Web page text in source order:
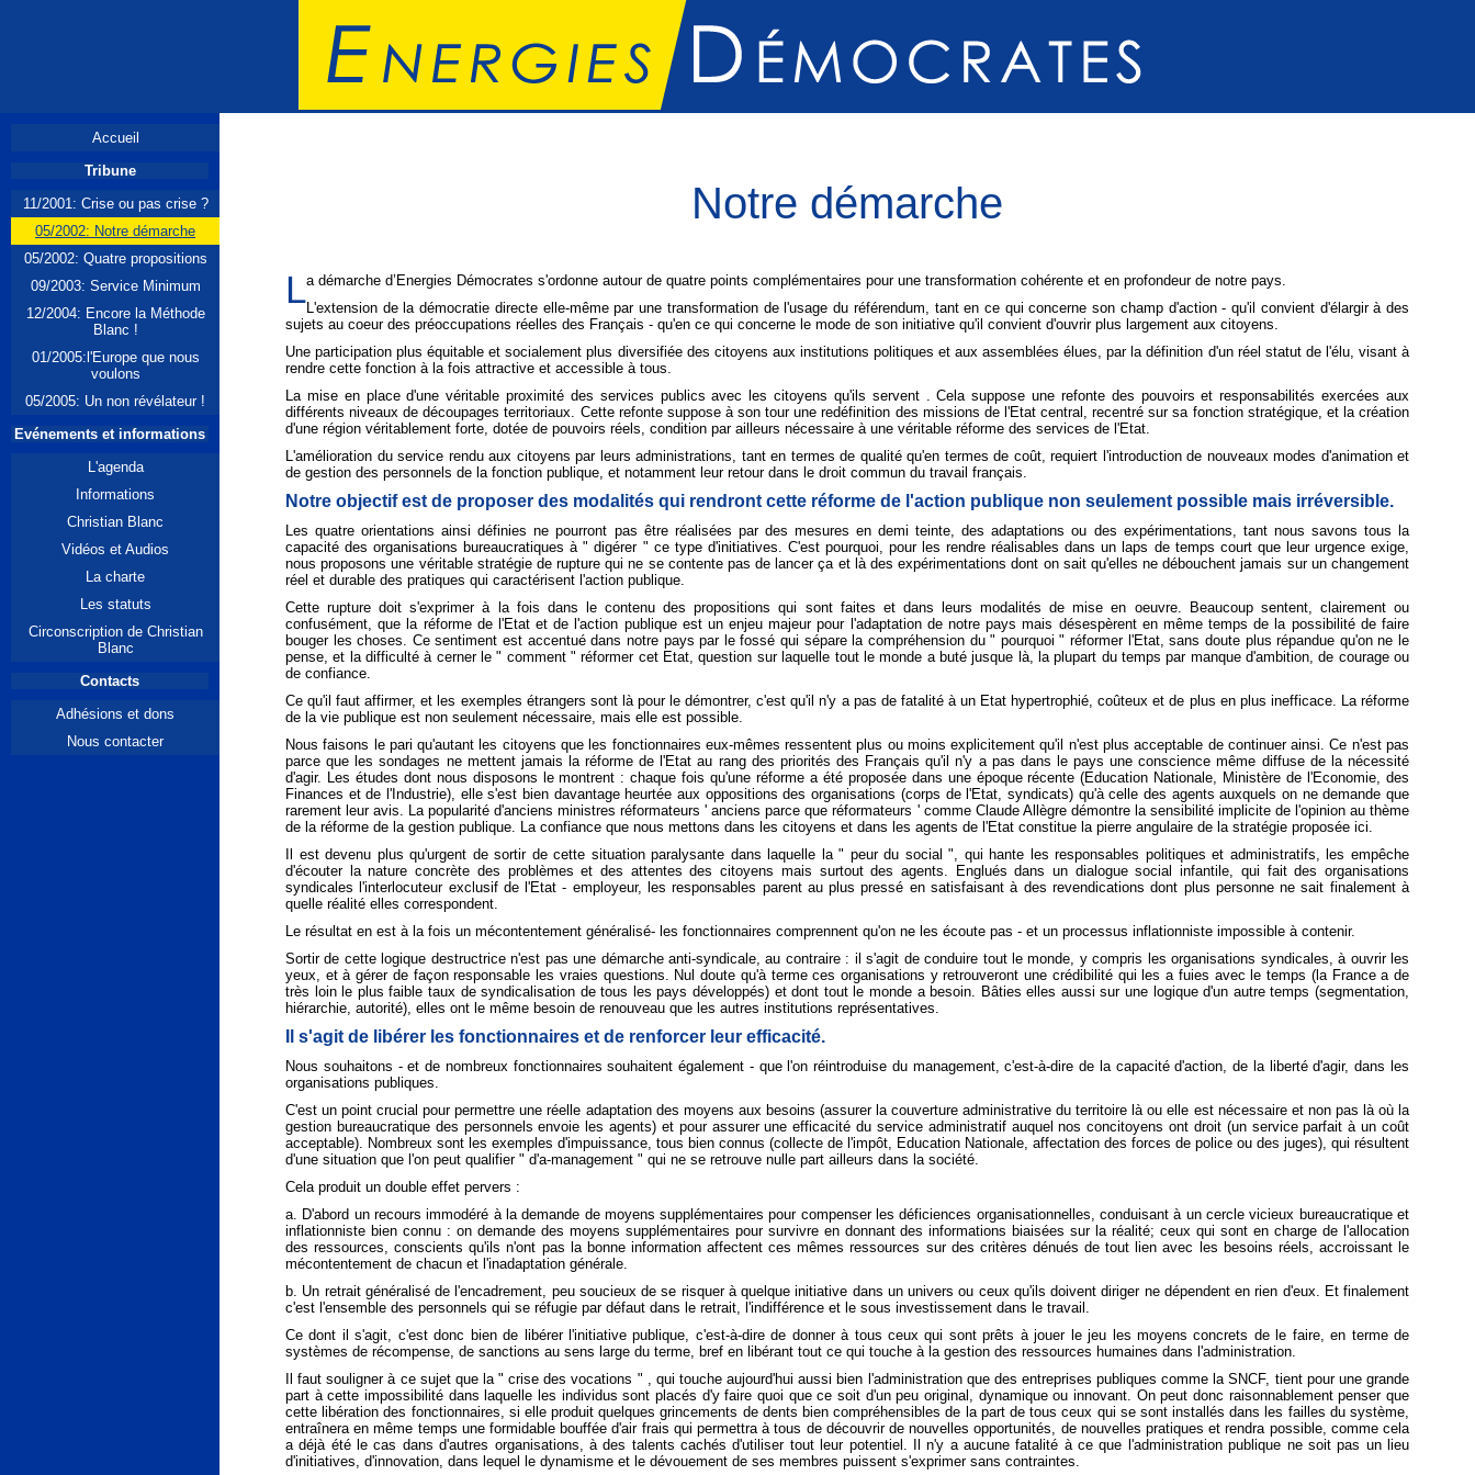
Accueil
Tribune
11/2001: Crise ou pas crise ?
05/2002: Notre démarche
05/2002: Quatre propositions
09/2003: Service Minimum
12/2004: Encore la Méthode
Blanc !
01/2005:l'Europe que nous
voulons
05/2005: Un non révélateur !
Evénements et informations
L'agenda
Informations
Christian Blanc
Vidéos et Audios
La charte
Les statuts
Circonscription de Christian
Blanc
Contacts
Adhésions et dons
Nous contacter
Notre démarche
La démarche d’Energies Démocrates s'ordonne autour de quatre points complémentaires pour une transformation cohérente et en profondeur de notre pays.
L'extension de la démocratie directe elle-même par une transformation de l'usage du référendum, tant en ce qui concerne son champ d'action - qu'il convient d'élargir à des
sujets au coeur des préoccupations réelles des Français - qu'en ce qui concerne le mode de son initiative qu'il convient d'ouvrir plus largement aux citoyens.
Une participation plus équitable et socialement plus diversifiée des citoyens aux institutions politiques et aux assemblées élues, par la définition d'un réel statut de l'élu, visant à
rendre cette fonction à la fois attractive et accessible à tous.
La mise en place d'une véritable proximité des services publics avec les citoyens qu'ils servent . Cela suppose une refonte des pouvoirs et responsabilités exercées aux
différents niveaux de découpages territoriaux. Cette refonte suppose à son tour une redéfinition des missions de l'Etat central, recentré sur sa fonction stratégique, et la création
d'une région véritablement forte, dotée de pouvoirs réels, condition par ailleurs nécessaire à une véritable réforme des services de l'Etat.
L'amélioration du service rendu aux citoyens par leurs administrations, tant en termes de qualité qu'en termes de coût, requiert l'introduction de nouveaux modes d'animation et
de gestion des personnels de la fonction publique, et notamment leur retour dans le droit commun du travail français.
Notre objectif est de proposer des modalités qui rendront cette réforme de l'action publique non seulement possible mais irréversible.
Les quatre orientations ainsi définies ne pourront pas être réalisées par des mesures en demi teinte, des adaptations ou des expérimentations, tant nous savons tous la
capacité des organisations bureaucratiques à " digérer " ce type d'initiatives. C'est pourquoi, pour les rendre réalisables dans un laps de temps court que leur urgence exige,
nous proposons une véritable stratégie de rupture qui ne se contente pas de lancer ça et là des expérimentations dont on sait qu'elles ne débouchent jamais sur un changement
réel et durable des pratiques qui caractérisent l'action publique.
Cette rupture doit s'exprimer à la fois dans le contenu des propositions qui sont faites et dans leurs modalités de mise en oeuvre. Beaucoup sentent, clairement ou
confusément, que la réforme de l'Etat et de l'action publique est un enjeu majeur pour l'adaptation de notre pays mais désespèrent en même temps de la possibilité de faire
bouger les choses. Ce sentiment est accentué dans notre pays par le fossé qui sépare la compréhension du " pourquoi " réformer l'Etat, sans doute plus répandue qu'on ne le
pense, et la difficulté à cerner le " comment " réformer cet Etat, question sur laquelle tout le monde a buté jusque là, la plupart du temps par manque d'ambition, de courage ou
de confiance.
Ce qu'il faut affirmer, et les exemples étrangers sont là pour le démontrer, c'est qu'il n'y a pas de fatalité à un Etat hypertrophié, coûteux et de plus en plus inefficace. La réforme
de la vie publique est non seulement nécessaire, mais elle est possible.
Nous faisons le pari qu'autant les citoyens que les fonctionnaires eux-mêmes ressentent plus ou moins explicitement qu'il n'est plus acceptable de continuer ainsi. Ce n'est pas
parce que les sondages ne mettent jamais la réforme de l'Etat au rang des priorités des Français qu'il n'y a pas dans le pays une conscience même diffuse de la nécessité
d'agir. Les études dont nous disposons le montrent : chaque fois qu'une réforme a été proposée dans une époque récente (Education Nationale, Ministère de l'Economie, des
Finances et de l'Industrie), elle s'est bien davantage heurtée aux oppositions des organisations (corps de l'Etat, syndicats) qu'à celle des agents auxquels on ne demande que
rarement leur avis. La popularité d'anciens ministres réformateurs ' anciens parce que réformateurs ' comme Claude Allègre démontre la sensibilité implicite de l'opinion au thème
de la réforme de la gestion publique. La confiance que nous mettons dans les citoyens et dans les agents de l'Etat constitue la pierre angulaire de la stratégie proposée ici.
Il est devenu plus qu'urgent de sortir de cette situation paralysante dans laquelle la " peur du social ", qui hante les responsables politiques et administratifs, les empêche
d'écouter la nature concrète des problèmes et des attentes des citoyens mais surtout des agents. Englués dans un dialogue social infantile, qui fait des organisations
syndicales l'interlocuteur exclusif de l'Etat - employeur, les responsables parent au plus pressé en satisfaisant à des revendications dont plus personne ne sait finalement à
quelle réalité elles correspondent.
Le résultat en est à la fois un mécontentement généralisé- les fonctionnaires comprennent qu'on ne les écoute pas - et un processus inflationniste impossible à contenir.
Sortir de cette logique destructrice n'est pas une démarche anti-syndicale, au contraire : il s'agit de conduire tout le monde, y compris les organisations syndicales, à ouvrir les
yeux, et à gérer de façon responsable les vraies questions. Nul doute qu'à terme ces organisations y retrouveront une crédibilité qui les a fuies avec le temps (la France a de
très loin le plus faible taux de syndicalisation de tous les pays développés) et dont tout le monde a besoin. Bâties elles aussi sur une logique d'un autre temps (segmentation,
hiérarchie, autorité), elles ont le même besoin de renouveau que les autres institutions représentatives.
Il s'agit de libérer les fonctionnaires et de renforcer leur efficacité.
Nous souhaitons - et de nombreux fonctionnaires souhaitent également - que l'on réintroduise du management, c'est-à-dire de la capacité d'action, de la liberté d'agir, dans les
organisations publiques.
C'est un point crucial pour permettre une réelle adaptation des moyens aux besoins (assurer la couverture administrative du territoire là ou elle est nécessaire et non pas là où la
gestion bureaucratique des personnels envoie les agents) et pour assurer une efficacité du service administratif auquel nos concitoyens ont droit (un service parfait à un coût
acceptable). Nombreux sont les exemples d'impuissance, tous bien connus (collecte de l'impôt, Education Nationale, affectation des forces de police ou des juges), qui résultent
d'une situation que l'on peut qualifier " d'a-management " qui ne se retrouve nulle part ailleurs dans la société.
Cela produit un double effet pervers :
a. D'abord un recours immodéré à la demande de moyens supplémentaires pour compenser les déficiences organisationnelles, conduisant à un cercle vicieux bureaucratique et
inflationniste bien connu : on demande des moyens supplémentaires pour survivre en donnant des informations biaisées sur la réalité; ceux qui sont en charge de l'allocation
des ressources, conscients qu'ils n'ont pas la bonne information affectent ces mêmes ressources sur des critères dénués de tout lien avec les besoins réels, accroissant le
mécontentement de chacun et l'inadaptation générale.
b. Un retrait généralisé de l'encadrement, peu soucieux de se risquer à quelque initiative dans un univers ou ceux qu'ils doivent diriger ne dépendent en rien d'eux. Et finalement
c'est l'ensemble des personnels qui se réfugie par défaut dans le retrait, l'indifférence et le sous investissement dans le travail.
Ce dont il s'agit, c'est donc bien de libérer l'initiative publique, c'est-à-dire de donner à tous ceux qui sont prêts à jouer le jeu les moyens concrets de le faire, en terme de
systèmes de récompense, de sanctions au sens large du terme, bref en libérant tout ce qui touche à la gestion des ressources humaines dans l'administration.
Il faut souligner à ce sujet que la " crise des vocations " , qui touche aujourd'hui aussi bien l'administration que des entreprises publiques comme la SNCF, tient pour une grande
part à cette impossibilité dans laquelle les individus sont placés d'y faire quoi que ce soit d'un peu original, dynamique ou innovant. On peut donc raisonnablement penser que
cette libération des fonctionnaires, si elle produit quelques grincements de dents bien compréhensibles de la part de tous ceux qui se sont installés dans les failles du système,
entraînera en même temps une formidable bouffée d'air frais qui permettra à tous de découvrir de nouvelles opportunités, de nouvelles pratiques et rendra possible, comme cela
a déjà été le cas dans d'autres organisations, à des talents cachés d'utiliser tout leur potentiel. Il n'y a aucune fatalité à ce que l'administration publique ne soit pas un lieu
d'initiatives, d'innovation, dans lequel le dynamisme et le dévouement de ses membres puissent s'exprimer sans contraintes.